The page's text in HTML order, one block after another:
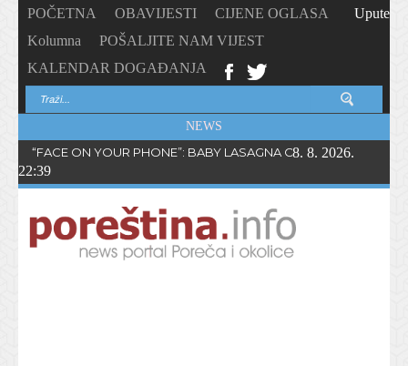
POČETNA OBAVIJESTI
CIJENE OGLASA
Kolumna
POŠALJITE NAM VIJEST
KALENDAR DOGAĐANJA
Upute
NEWS
“FACE ON YOUR PHONE”: BABY LASAGNA OBJAVIO NOVI
8. 8. 2026.
22:39